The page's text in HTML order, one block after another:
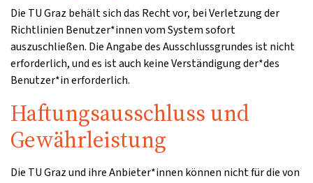
Die TU Graz behält sich das Recht vor, bei Verletzung der
Richtlinien Benutzer*innen vom System sofort
auszuschließen. Die Angabe des Ausschlussgrundes ist nicht
erforderlich, und es ist auch keine Verständigung der*des
Benutzer*in erforderlich.
Haftungsausschluss und
Gewährleistung
Die TU Graz und ihre Anbieter*innen können nicht für die von